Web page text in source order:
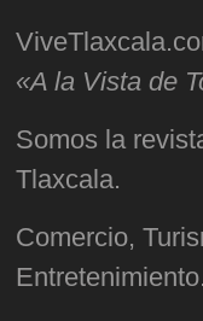
«A la Vista de
Somos la
Tlaxcala.
Comercio,
Entretenimiento.